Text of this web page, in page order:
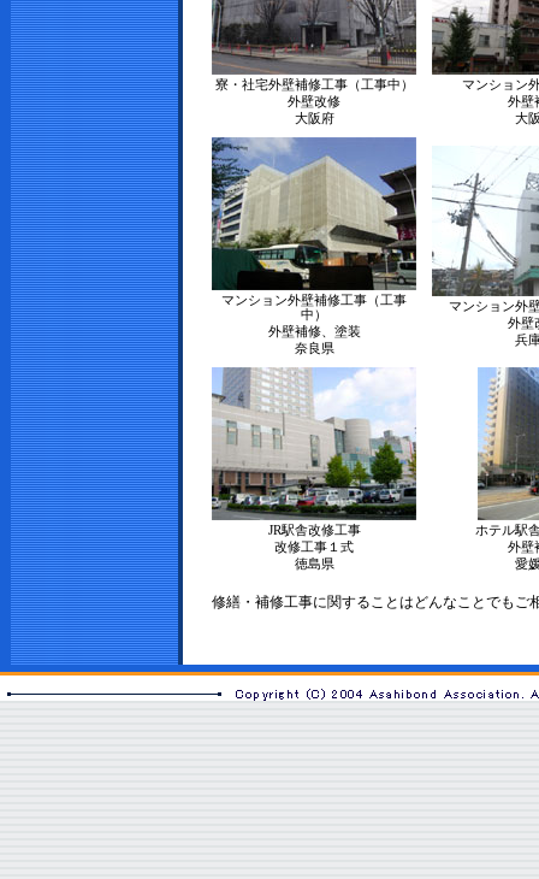
寮・社宅外壁補修工事（工事中）
外壁改修
大阪府
マンション
外壁
大
マンション外壁補修工事（工事
中）
外壁補修、塗装
奈良県
マンション外
外壁
兵
JR駅舎改修工事
改修工事１式
徳島県
ホテル駅
外壁
愛
修繕・補修工事に関することはどんなことでもご